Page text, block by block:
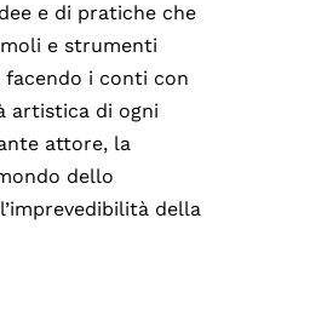
e di pratiche che
e strumenti
facendo i conti con
artistica di ogni
attore, la
dello
della